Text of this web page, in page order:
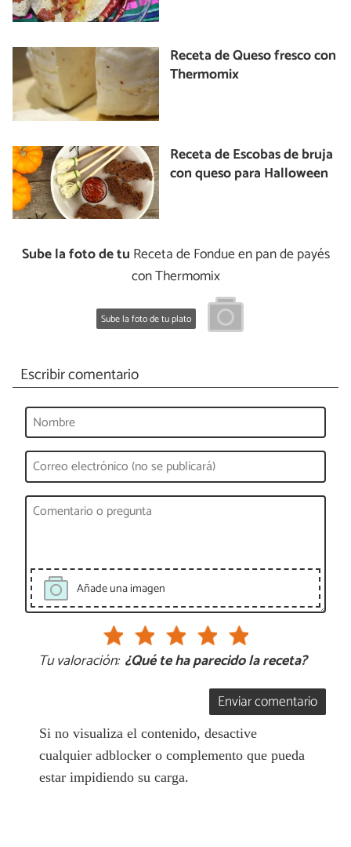
Receta de Queso fresco con
Thermomix
Receta de Escobas de bruja
con queso para Halloween
Sube la foto de tu Receta de Fondue en pan de payés
con Thermomix
Sube la foto de tu plato
Escribir comentario
Añade una imagen
Tu valoración: ¿Qué te ha parecido la receta?
Enviar comentario
Si no visualiza el contenido, desactive
cualquier adblocker o complemento que pueda
estar impidiendo su carga.